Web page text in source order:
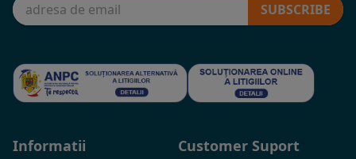
SUBSCRIBE
Informatii Customer Suport